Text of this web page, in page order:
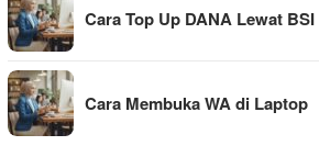
Cara Top Up DANA Lewat
Cara Membuka WA di Laptop